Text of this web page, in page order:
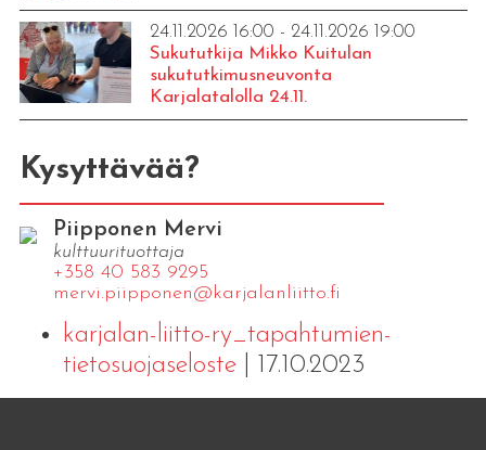
24.11.2026 16:00 - 24.11.2026 19:00
Sukututkija Mikko Kuitulan
sukututkimusneuvonta
Karjalatalolla 24.11.
Kysyttävää?
Piipponen Mervi
kulttuurituottaja
+358 40 583 9295
mervi.​piipponen@​kar​jala​nlii​tto.​fi
karjalan-liitto-ry_tapahtumien-
tietosuojaseloste| 17.10.2023